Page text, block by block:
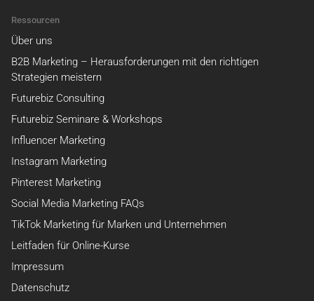
Ressourcen
Über uns
B2B Marketing – Herausforderungen mit den richtigen
Strategien meistern
Futurebiz Consulting
Futurebiz Seminare & Workshops
Influencer Marketing
Instagram Marketing
Pinterest Marketing
Social Media Marketing FAQs
TikTok Marketing für Marken und Unternehmen
Leitfaden für Online-Kurse
Impressum
Datenschutz